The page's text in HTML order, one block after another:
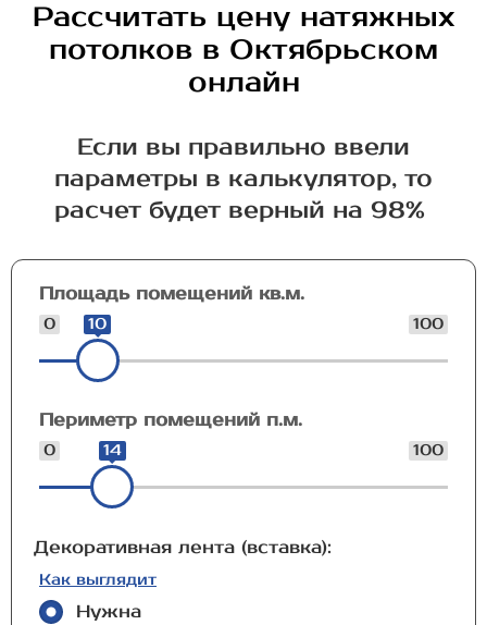
Рассчитать цену натяжных
потолков в Октябрьском
онлайн
Если вы правильно ввели
параметры в калькулятор, то
расчет будет верный на 98%
Площадь помещений кв.м.
0 100
10
Периметр помещений п.м.
0 100
14
Декоративная лента (вставка):
Как выглядит
Нужна